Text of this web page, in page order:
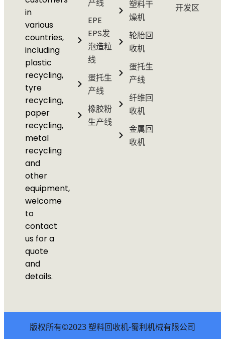
in
various
countries,
including
plastic
recycling,
tyre
recycling,
paper
recycling,
metal
recycling
and
other
equipment,
welcome
to
contact
us for a
quote
and
details.
产线
EPE
EPS发
泡造粒
线
蛋托生
产线
橡胶粉
生产线
塑料干
燥机
轮胎回
收机
蛋托生
产线
纤维回
收机
金属回
收机
开发区
版权所有©2023 塑料回收机-蜀利机械有限公司